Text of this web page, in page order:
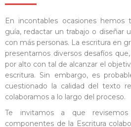
En incontables ocasiones hemos
guía, redactar un trabajo o diseñar
con más personas. La escritura en
presentarnos diversos desafíos
por alto con tal de alcanzar el
escritura. Sin embargo, es
cuestionado la calidad del texto
colaboramos a lo largo del proceso.
Te invitamos a que
componentes de la Escritura